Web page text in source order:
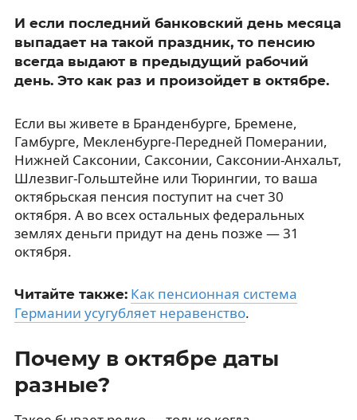
И если последний банковский день месяца
выпадает на такой праздник, то пенсию
всегда выдают в предыдущий рабочий
день. Это как раз и произойдет в октябре.
Если вы живете в Бранденбурге, Бремене,
Гамбурге, Мекленбурге-Передней Померании,
Нижней Саксонии, Саксонии, Саксонии-Анхальт,
Шлезвиг-Гольштейне или Тюрингии, то ваша
октябрьская пенсия поступит на счет 30
октября. А во всех остальных федеральных
землях деньги придут на день позже — 31
октября.
Читайте также: Как пенсионная система
Германии усугубляет неравенство.
Почему в октябре даты
разные?